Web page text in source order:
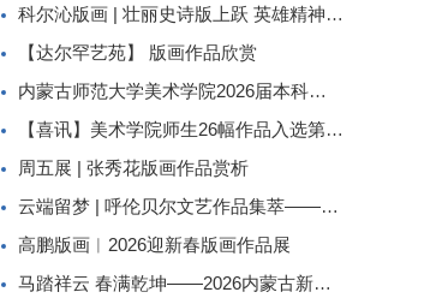
科尔沁版画 | 壮丽史诗版上跃 英雄精神画中传
【达尔罕艺苑】 版画作品欣赏
内蒙古师范大学美术学院2026届本科生毕业作品展美术学专业（版画方向）
【喜讯】美术学院师生26幅作品入选第二届内蒙古自治区小版画暨藏书票展
周五展 | 张秀花版画作品赏析
云端留梦 | 呼伦贝尔文艺作品集萃——姜识民版画选登
高鹏版画︱2026迎新春版画作品展
马踏祥云 春满乾坤——2026内蒙古新春民间工艺美术线上展（三）